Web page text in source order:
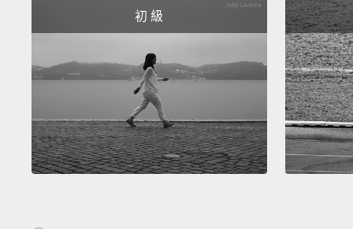
初 級